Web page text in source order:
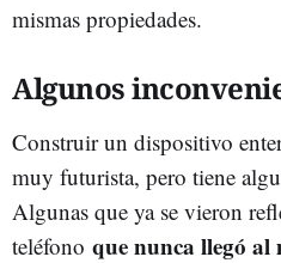
mismas propiedades.
Algunos
Construir un dispositivo
muy futurista, pero tiene
Algunas que ya se vieron
teléfono que nunca llegó al